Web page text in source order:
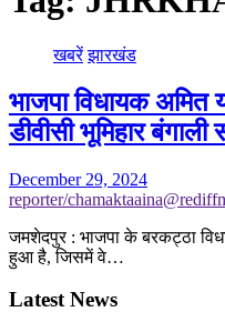
खबरें झारखंड
भाजपा विधायक
डीवीसी भूमिहार बंगाली
December 29, 2024
reporter/
जमशेदपुर : भाजपा के बरकट्ठा
हुआ है, जिसमें वे…
Latest News